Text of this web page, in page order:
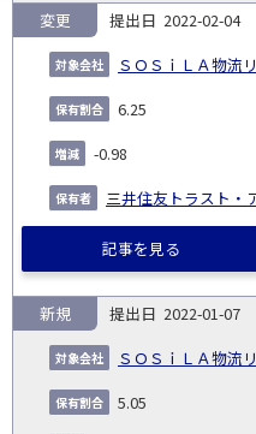
2022-02-04
ＳＯＳｉＬＡ物流
変更
6.25
-0.98
三井住友トラスト・
記事を見る
2022-01-07
ＳＯＳｉＬＡ物流
新規
5.05